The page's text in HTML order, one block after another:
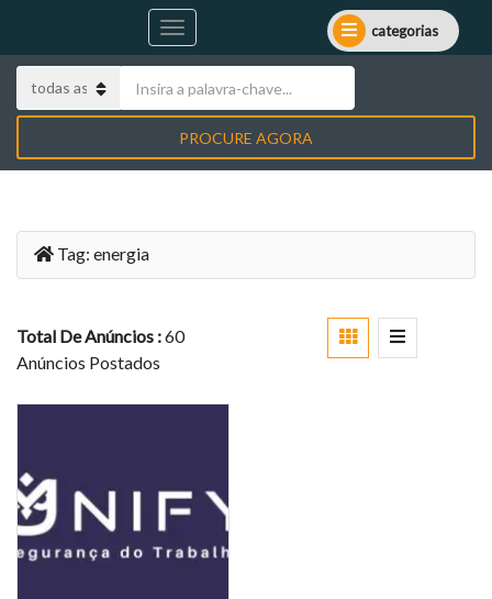
categorias
PROCURE AGORA
Tag: energia
Total De Anúncios :60
Anúncios Postados